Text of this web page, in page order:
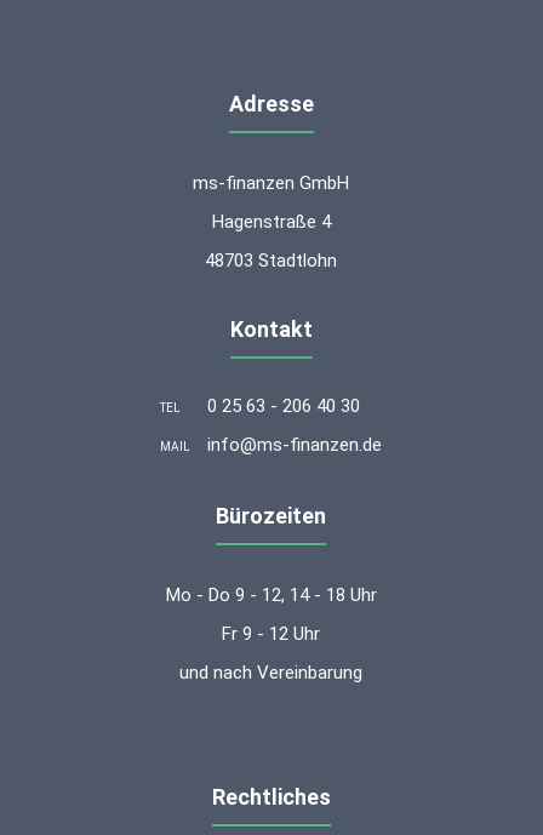
Adresse
ms-finanzen GmbH
Hagenstraße 4
48703 Stadtlohn
Kontakt
TEL 0 25 63 - 206 40 30
MAIL info@ms-finanzen.de
Bürozeiten
Mo - Do 9 - 12, 14 - 18 Uhr
Fr 9 - 12 Uhr
und nach Vereinbarung
Rechtliches